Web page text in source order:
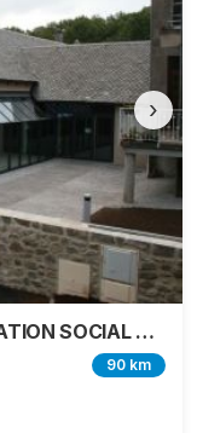
›
SALLE DES FETES/CENTRE ANIMATION SOCIAL ET CULTUREL
90 km